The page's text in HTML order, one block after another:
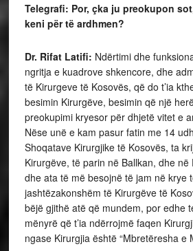
Telegrafi: Por, çka ju preokupon
keni për të ardhmen?
Dr. Rifat Latifi: Ndërtimi dhe
ngritja e kuadrove shkencore, dhe
të Kirurgeve të Kosovës, që do t’ia
besimin Kirurgëve, besimin që një
preokupimi kryesor për dhjetë vitet e
Nëse unë e kam pasur fatin me 14
Shoqatave Kirurgjike të Kosovës, ta
Kirurgëve, të parin në Ballkan, dhe në
dhe ata të më besojnë të jam në krye
jashtëzakonshëm të Kirurgëve të
bëjë gjithë atë që mundem, por edhe
mënyrë që t’ia ndërrojmë faqen
ngase Kirurgjia është “Mbretëresha e